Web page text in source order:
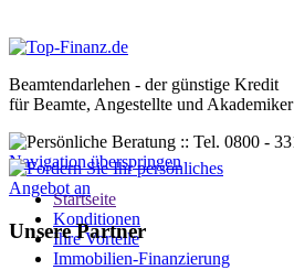
Beamtendarlehen - der günstige Kredit
für Beamte, Angestellte und Akademiker
Navigation überspringen
Startseite
Konditionen
Ihre Vorteile
Immobilien-Finanzierung
Unsere Partner